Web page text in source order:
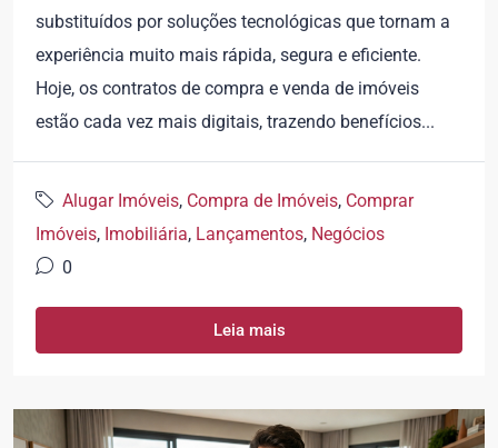
substituídos por soluções tecnológicas que tornam a
experiência muito mais rápida, segura e eficiente.
Hoje, os contratos de compra e venda de imóveis
estão cada vez mais digitais, trazendo benefícios...
Alugar Imóveis, Compra de Imóveis, Comprar
Imóveis, Imobiliária, Lançamentos, Negócios
0
Leia mais